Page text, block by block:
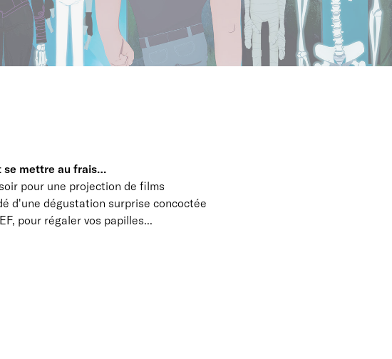
se mettre au frais…
pour une projection de films
d'une dégustation surprise concoctée
pour régaler vos papilles...